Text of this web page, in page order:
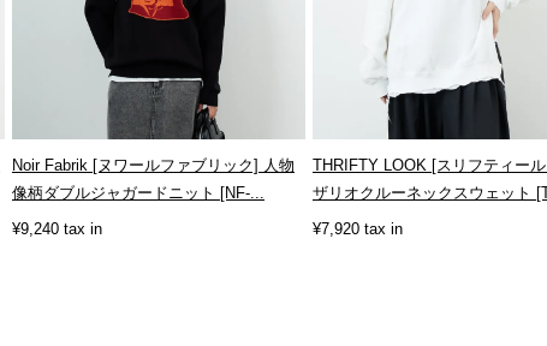
Noir Fabrik [ヌワールファブリック] 人物
像柄ダブルジャガードニット [NF-...
¥9,240 tax in
THRIFTY LOOK [スリフティー
ザリオクルーネックスウェット
¥7,920 tax in